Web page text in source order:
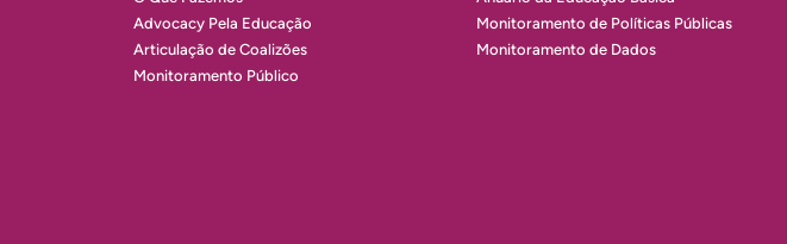
Advocacy Pela Educação
Articulação de Coalizões
Monitoramento Público
Monitoramento de Políticas Públicas
Monitoramento de Dados